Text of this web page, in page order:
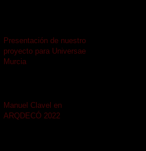
Presentación de nuestro
proyecto para Universae
Murcia
Manuel Clavel en
ARQDECÓ 2022